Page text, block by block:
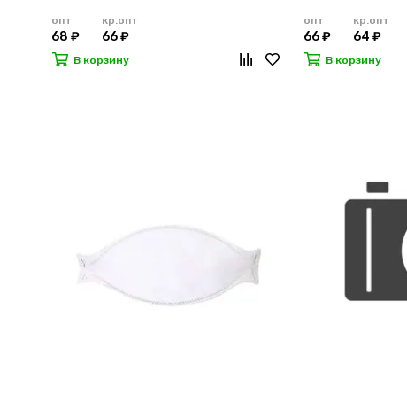
опт
68 ₽
кр.опт
66 ₽
В корзину
опт
66 ₽
кр.опт
64 ₽
В корзину